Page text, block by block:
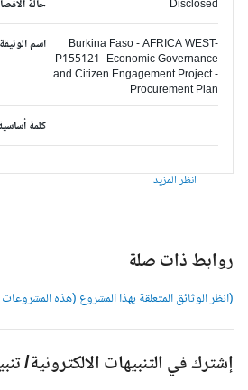
حالة الافصاح Disclosed
اسم الوثيقة
Burkina Faso - AFRICA WEST-
P155121- Economic Governance
and Citizen Engagement Project -
Procurement Plan
كلمة أساسية
انظر المزيد
روابط ذات صلة
(انظر الوثائق المتعلقة بهذا المشروع (هذه المشروعات
إشترك في التنبيهات الالكترونية/